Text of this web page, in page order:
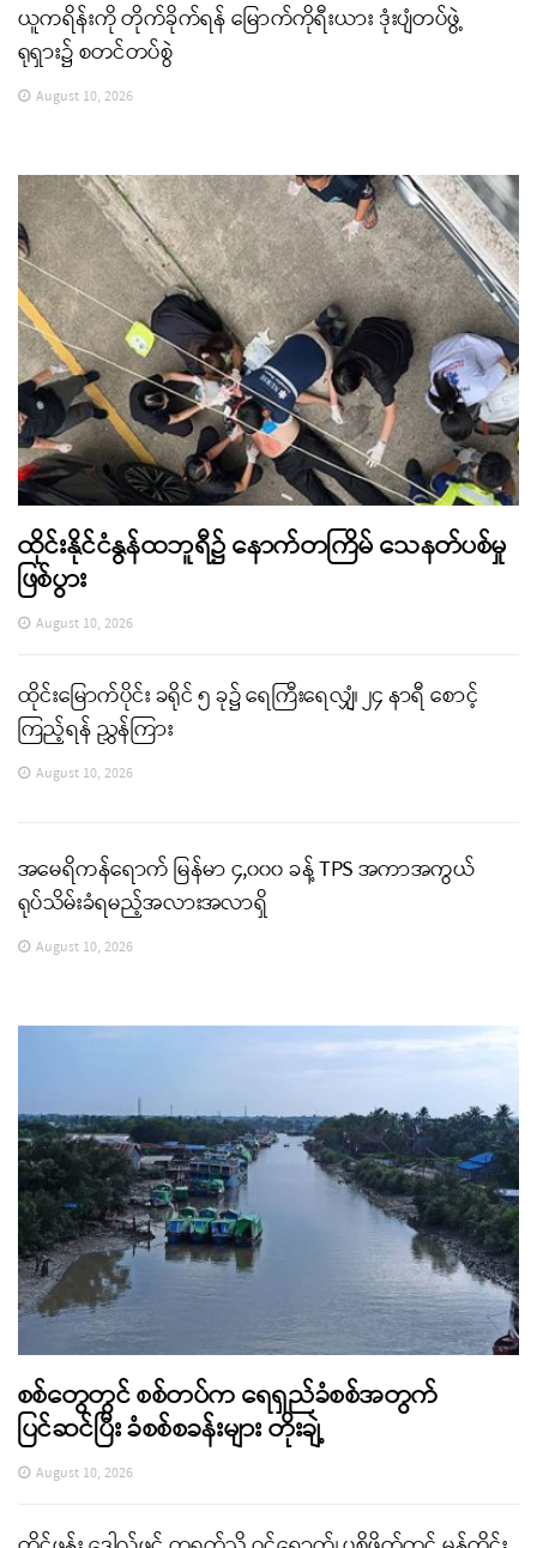
ယူကရိန်းကို တိုက်ခိုက်ရန် မြောက်ကိုရီးယား ဒုံးပျံတပ်ဖွဲ့
ရုရှား၌ စတင်တပ်စွဲ
August 10, 2026
ထိုင်းနိုင်ငံနွန်ထဘူရီ၌ နောက်တကြိမ် သေနတ်ပစ်မှု
ဖြစ်ပွား
August 10, 2026
ထိုင်းမြောက်ပိုင်း ခရိုင် ၅ ခု၌ ရေကြီးရေလျှံ၊ ၂၄ နာရီ စောင့်
ကြည့်ရန် ညွှန်ကြား
August 10, 2026
အမေရိကန်ရောက် မြန်မာ ၄,၀၀၀ ခန့် TPS အကာအကွယ်
ရုပ်သိမ်းခံရမည့်အလားအလာရှိ
August 10, 2026
စစ်တွေတွင် စစ်တပ်က ရေရှည်ခံစစ်အတွက်
ပြင်ဆင်ပြီး ခံစစ်စခန်းများ တိုးချဲ့
August 10, 2026